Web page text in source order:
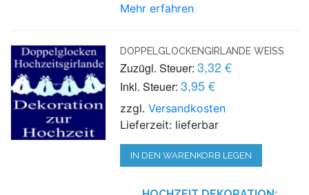
Mehr erfahren
DOPPELGLOCKENGIRLANDE WEISS
Zuzügl. Steuer: 3,32 €
Inkl. Steuer: 3,95 €
zzgl.Versandkosten
Lieferzeit: lieferbar
IN DEN WARENKORB LEGEN